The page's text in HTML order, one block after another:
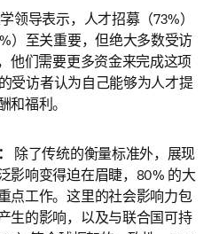
领导表示，人才招募（73%）
）至关重要，但绝大多数受访
他们需要更多资金来完成这项
受访者认为自己能够为人才提
和福利。
除了传统的衡量标准外，展现
影响变得迫在眉睫，80% 的大
点工作。这里的社会影响力包
生的影响，以及与联合国可持